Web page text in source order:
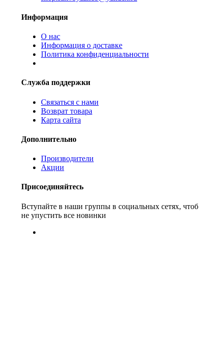
Информация
О нас
Информация о доставке
Политика конфиденциальности
Служба поддержки
Связаться с нами
Возврат товара
Карта сайта
Дополнительно
Производители
Акции
Присоединяйтесь
Вступайте в наши группы в социальных сетях, чтоб
не упустить все новинки